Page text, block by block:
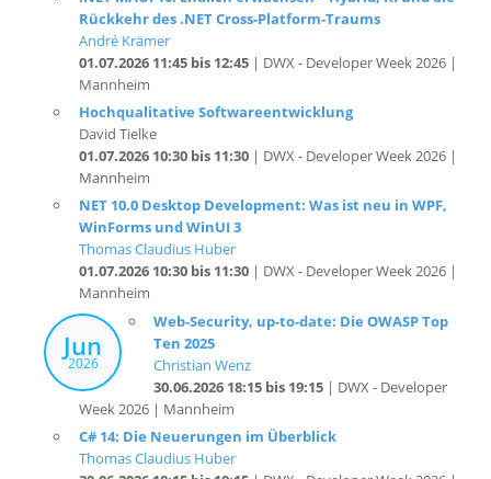
01.07.2026 11:45 bis 12:45| DWX - Developer Week 2026 |
Mannheim
Hochqualitative Softwareentwicklung
David Tielke
01.07.2026 10:30 bis 11:30| DWX - Developer Week 2026 |
Mannheim
NET 10.0 Desktop Development: Was ist neu in WPF,
WinForms und WinUI 3
Thomas Claudius Huber
01.07.2026 10:30 bis 11:30
Mannheim
Jun
2026
Web-Security, up-to-date: Die OWASP Top
Christian Wenz
30.06.2026 18:15 bis 19:15
Week 2026 | Mannheim
C# 14: Die Neuerungen im Überblick
Thomas Claudius Huber
30.06.2026 18:15 bis 19:15| DWX - Developer Week 2026 |
Mannheim